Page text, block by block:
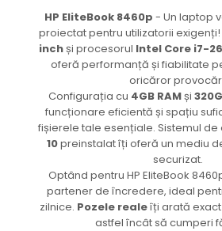
HP EliteBook 8460p - Un laptop
proiectat pentru utilizatorii
inchși procesorul Intel Core i7-
oferă performanță și fiabilitate
oricăror
Configurația cu 4GB RAMși
funcționare eficientă și spațiu
fișierele tale esențiale. Sistemul
10preinstalat îți oferă un mediu
securizat.
Optând pentru HP EliteBook
partener de încredere, ideal
zilnice. Pozele realeîți arată
astfel încât să cumperi